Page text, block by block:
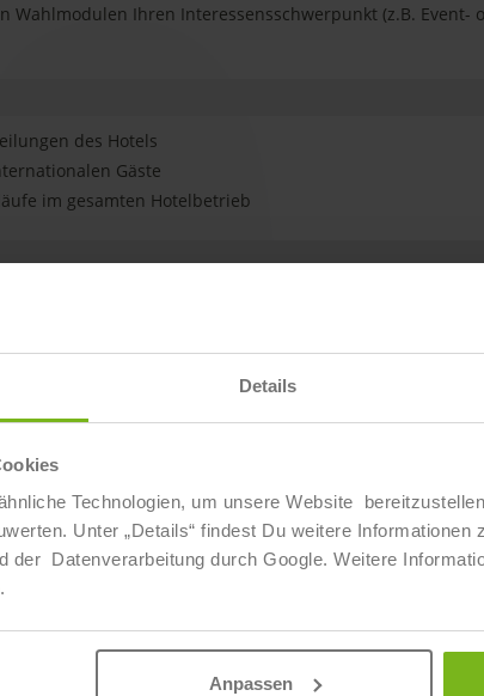
Details
Technologien, um unsere Website
Unter „Details“ findest Du weitere Informationen
der Datenverarbeitung durch Google. Weitere
.
Anpassen
Wahlmodulen Ihren Interessensschwerpunkt (z.B. Event-
des Hotels
Gäste
im gesamten Hotelbetrieb
oder ein gleichwertiger Abschluss
der Arbeit im Team
/ Gastronomie in Form eines Praktikums
Beruf und Familie
Restaurants der Fattal Hotel Group
unserer Leonardo Academy